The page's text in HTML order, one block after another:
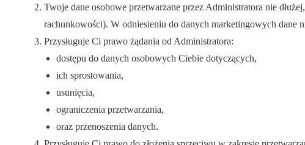
Twoje dane osobowe przetwarzane przez Administratora nie
rachunkowości). W odniesieniu do danych marketingowych dane
Przysługuje Ci prawo żądania od Administratora:
dostępu do danych osobowych Ciebie dotyczących,
ich sprostowania,
usunięcia,
ograniczenia przetwarzania,
oraz przenoszenia danych.